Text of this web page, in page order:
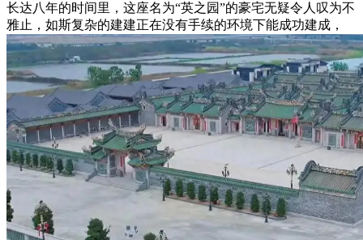
长达八年的时间里，这座名为“英之园”的豪宅无疑令人叹为不
雅止，如斯复杂的建建正在没有手续的环境下能成功建成，